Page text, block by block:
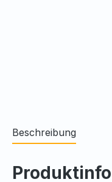
Beschreibung